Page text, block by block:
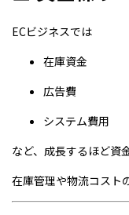
ECビジネスでは
在庫資金
広告費
システム費用
など、成長するほど資
在庫管理や物流コスト